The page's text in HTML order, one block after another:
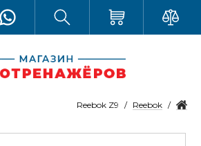
Reebok
Reebok Z9